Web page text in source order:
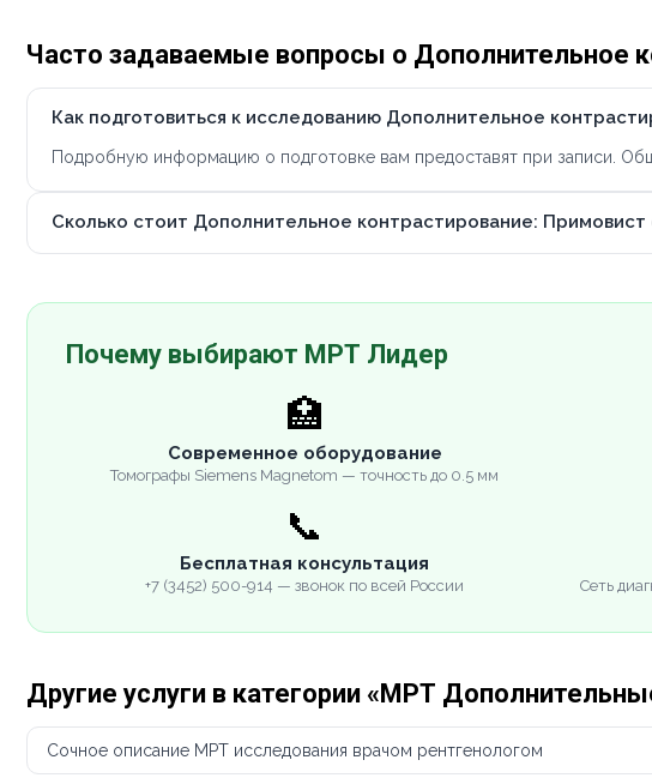
Часто задаваемые вопросы о Дополнительное
Как подготовиться к исследованию Дополнительное
Подробную информацию о подготовке вам предоставят при записи.
Сколько стоит Дополнительное контрастирование: Примовист
Почему выбирают МРТ Лидер
🏥
Современное оборудование
Томографы Siemens Magnetom — точность до 0.5 мм
📞
Бесплатная консультация
+7 (3452) 500-914 — звонок по всей России Сеть
Другие услуги в категории «МРТ
Сочное описание МРТ исследования врачом рентгенологом